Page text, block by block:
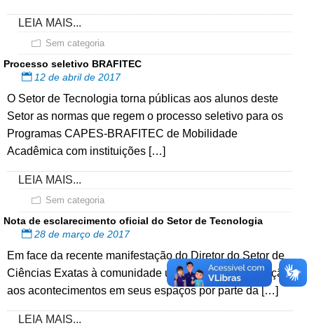
LEIA MAIS...
Sem categoria
Processo seletivo BRAFITEC
12 de abril de 2017
O Setor de Tecnologia torna públicas aos alunos deste
Setor as normas que regem o processo seletivo para os
Programas CAPES-BRAFITEC de Mobilidade
Acadêmica com instituições […]
LEIA MAIS...
Sem categoria
Nota de esclarecimento oficial do Setor de Tecnologia
28 de março de 2017
Em face da recente manifestação do Diretor do Setor de
Ciências Exatas à comunidade universitária com relação
aos acontecimentos em seus espaços por parte da […]
LEIA MAIS...